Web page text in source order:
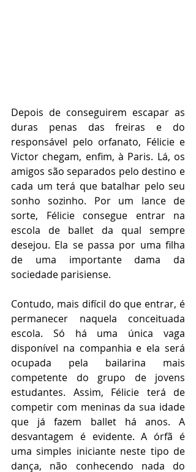
Depois de conseguirem escapar as
duras penas das freiras e do
responsável pelo orfanato, Félicie e
Victor chegam, enfim, à Paris. Lá, os
amigos são separados pelo destino e
cada um terá que batalhar pelo seu
sonho sozinho. Por um lance de
sorte, Félicie consegue entrar na
escola de ballet da qual sempre
desejou. Ela se passa por uma filha
de uma importante dama da
sociedade parisiense.
Contudo, mais difícil do que entrar, é
permanecer naquela conceituada
escola. Só há uma única vaga
disponível na companhia e ela será
ocupada pela bailarina mais
competente do grupo de jovens
estudantes. Assim, Félicie terá de
competir com meninas da sua idade
que já fazem ballet há anos. A
desvantagem é evidente. A órfã é
uma simples iniciante neste tipo de
dança, não conhecendo nada do